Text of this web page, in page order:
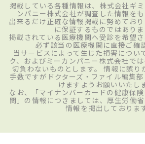
掲載している各種情報は、株式会社ギ
ンパニー株式会社が調査した情報をも
出来るだけ正確な情報掲載に努めてお
に保証するものではありま
掲載されている医療機関へ受診を希望
必ず該当の医療機関に直接ご確
当サービスによって生じた損害につい
ク、およびミーカンパニー株式会社で
切負わないものとします。 情報に誤り
手数ですがドクターズ・ファイル編集
けますようお願いいたし
なお、「マイナンバーカードの健康保
関」の情報につきましては、厚生労働省
情報を掲出しておりま